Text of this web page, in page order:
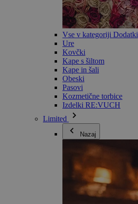
Vse v kategoriji Dodatki
Ure
Kovčki
Kape s šiltom
Kape in šali
Obeski
Pasovi
Kozmetične torbice
Izdelki RE:VUCH
Limited
Nazaj